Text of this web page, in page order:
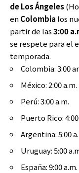
de Los Ángeles
enColombia los
partir de las3:00
se respete para el
temporada.
Colombia: 3:00
México: 2:00 a.m.
Perú: 3:00 a.m.
Puerto Rico:
Argentina: 5:00
Uruguay: 5:00
España: 9:00 a.m.